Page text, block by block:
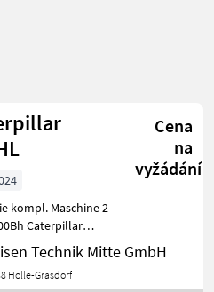
Cena
na
vyžádání
kompl. Maschine 2
Caterpillar
908HL Grundgerät
Deluxe-Sitz
stütze
Technik Mitte GmbH
Holle-Grasdorf